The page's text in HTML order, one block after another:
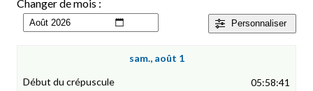
Personnaliser
Changer de mois :
sam., août 1
05:58:41